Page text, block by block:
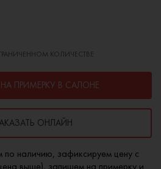
КОЛИЧЕСТВЕ
ПРИМЕРКУ В САЛОНЕ
ОНЛАЙН
по наличию, зафиксируем цену с
выше), запишем на примерку и